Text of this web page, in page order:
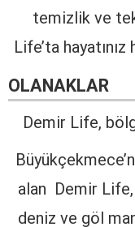
temizlik ve
Life’ta
OLANAKLAR
Demir Life,
alan Demir
deniz ve göl